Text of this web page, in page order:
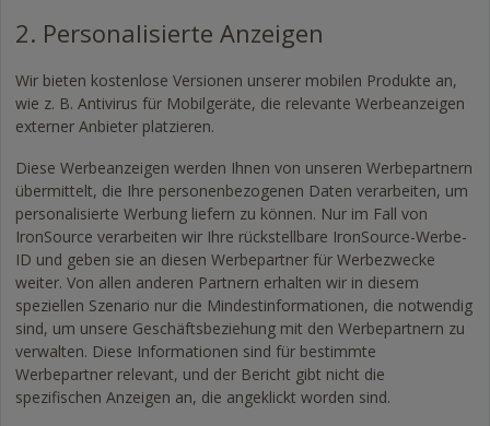
2. Personalisierte Anzeigen
Wir bieten kostenlose Versionen unserer mobilen Produkte an,
wie z. B. Antivirus für Mobilgeräte, die relevante Werbeanzeigen
externer Anbieter platzieren.
Diese Werbeanzeigen werden Ihnen von unseren Werbepartnern
übermittelt, die Ihre personenbezogenen Daten verarbeiten, um
personalisierte Werbung liefern zu können. Nur im Fall von
IronSource verarbeiten wir Ihre rückstellbare IronSource-Werbe-
ID und geben sie an diesen Werbepartner für Werbezwecke
weiter. Von allen anderen Partnern erhalten wir in diesem
speziellen Szenario nur die Mindestinformationen, die notwendig
sind, um unsere Geschäftsbeziehung mit den Werbepartnern zu
verwalten. Diese Informationen sind für bestimmte
Werbepartner relevant, und der Bericht gibt nicht die
spezifischen Anzeigen an, die angeklickt worden sind.